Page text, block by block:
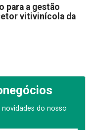
para a gestão
vitivinícola da
do nosso